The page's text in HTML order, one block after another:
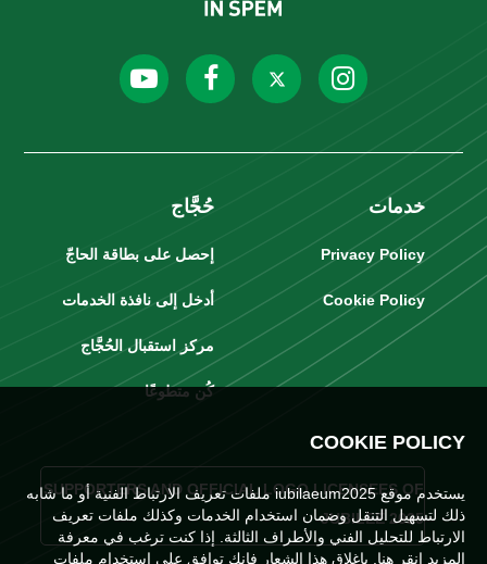
خدمات
Privacy Policy
Cookie Policy
حُجَّاج
إحصل على بطاقة الحاجّ
أدخل إلى نافذة الخدمات
مركز استقبال الحُجَّاج
كُن متطوعًا
SUPPORTERS AND OFFICIAL LOGO LICENSEES OF
JUBILEE 2025
COOKIE POLICY
يستخدم موقع iubilaeum2025 ملفات تعريف الارتباط الفنية أو ما شابه
ذلك لتسهيل التنقل وضمان استخدام الخدمات وكذلك ملفات تعريف
الارتباط للتحليل الفني والأطراف الثالثة. إذا كنت ترغب في معرفة
المزيد انقر هنا . بإغلاق هذا الشعار فإنك توافق على استخدام ملفات